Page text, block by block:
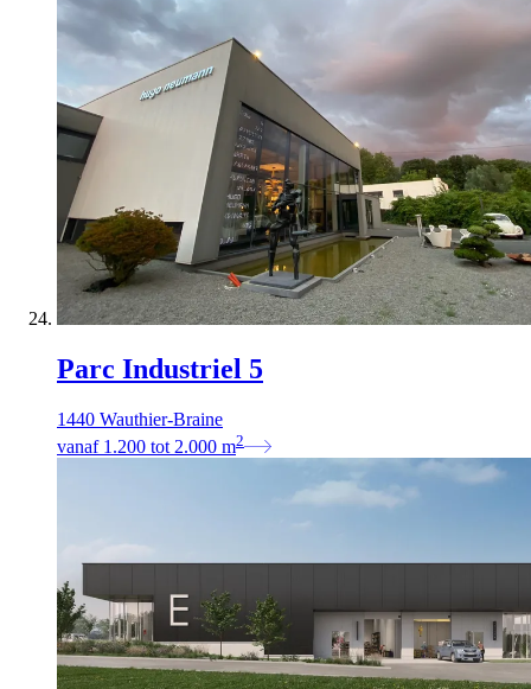
Parc Industriel 5
1440 Wauthier-Braine
vanaf 1.200 tot 2.000 m2